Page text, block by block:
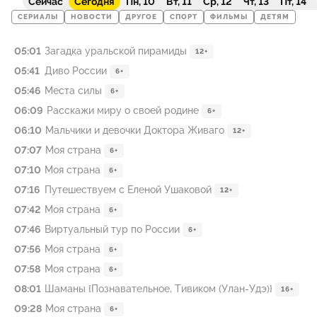
СЕРИАЛЫ НОВОСТИ ДРУГОЕ СПОРТ ФИЛЬМЫ ДЕТЯМ
05:01 Загадка уральской пирамиды 12+
05:41 Диво России 6+
05:46 Места силы 6+
06:09 Расскажи миру о своей родине 6+
06:10 Мальчики и девочки Доктора Живаго 12+
07:07 Моя страна 6+
07:10 Моя страна 6+
07:16 Путешествуем с Еленой Ушаковой 12+
07:42 Моя страна 6+
07:46 Виртуальный тур по России 6+
07:56 Моя страна 6+
07:58 Моя страна 6+
08:01 Шаманы {Познавательное, Тивиком (Улан-Удэ)} 16+
09:28 Моя страна 6+